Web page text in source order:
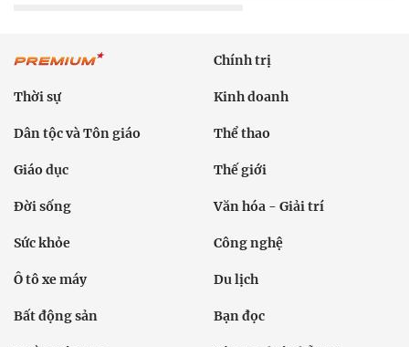
Chính trị
Thời sự Kinh doanh
Dân tộc và Tôn giáo Thể thao
Giáo dục Thế giới
Đời sống Văn hóa - Giải trí
Sức khỏe Công nghệ
Ô tô xe máy Du lịch
Bất động sản Bạn đọc